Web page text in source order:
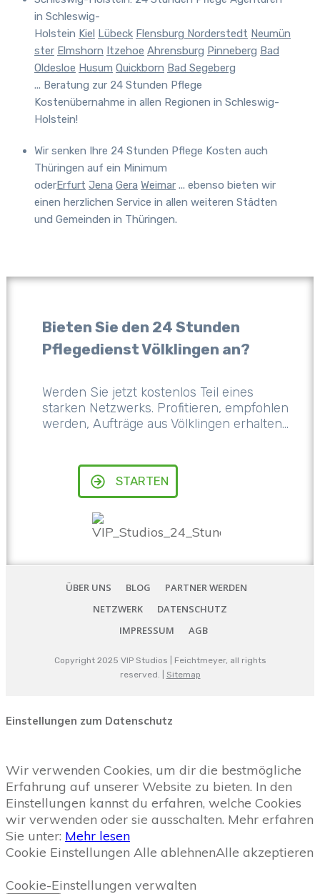
in Schleswig-
Holstein Kiel Lübeck Flensburg Norderstedt Neumün
ster Elmshorn Itzehoe Ahrensburg Pinneberg Bad
Oldesloe Husum Quickborn Bad Segeberg
... Beratung zur 24 Stunden Pflege
Kostenübernahme in allen Regionen in Schleswig-
Holstein!
Wir senken Ihre 24 Stunden Pflege Kosten auch
Thüringen auf ein Minimum
oderErfurt Jena Gera Weimar ... ebenso bieten wir
einen herzlichen Service in allen weiteren Städten
und Gemeinden in Thüringen.
Bieten Sie den 24 Stunden
Pflegedienst Völklingen an?
Werden Sie jetzt kostenlos Teil eines
starken Netzwerks. Profitieren, empfohlen
werden, Aufträge aus Völklingen erhalten...
STARTEN
ÜBER UNS BLOG
PARTNER WERDEN
NETZWERK
DATENSCHUTZ
IMPRESSUM
AGB
Copyright 2025 VIP Studios | Feichtmeyer, all rights
reserved. | Sitemap
Einstellungen zum Datenschutz
Wir verwenden Cookies, um dir die bestmögliche
Erfahrung auf unserer Website zu bieten. In den
Einstellungen kannst du erfahren, welche Cookies
wir verwenden oder sie ausschalten. Mehr erfahren
Sie unter: Mehr lesen
Cookie Einstellungen Alle ablehnenAlle akzeptieren
Cookie-Einstellungen verwalten